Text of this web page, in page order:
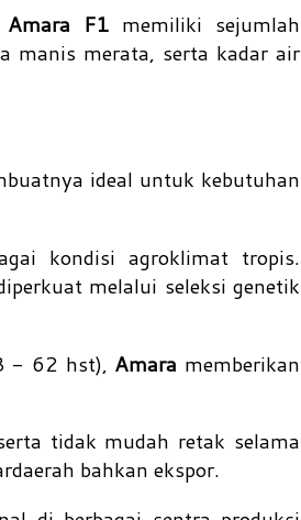
Amara F1 memiliki sejumlah
manis merata, serta kadar air
ideal untuk kebutuhan
kondisi agroklimat tropis.
melalui seleksi genetik
- 62 hst), Amara memberikan
tidak mudah retak selama
bahkan ekspor.